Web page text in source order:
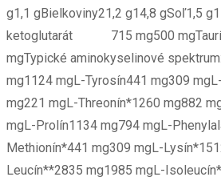
g1,1 gBielkoviny21,2 g14,8 gSoľ1,5
ketoglutarát 715 mg500
mgTypické aminokyselinové
mg1124 mgL-Tyrosín441 mg309
mg221 mgL-Threonín*1260 mg882
mgL-Prolín1134 mg794 mgL-
Methionín*441 mg309 mgL-
Leucín**2835 mg1985 mgL-